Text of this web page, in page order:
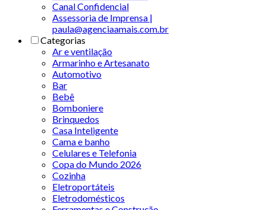
Canal Confidencial
Assessoria de Imprensa |
paula@agenciaamais.com.br
Categorias
Ar e ventilação
Armarinho e Artesanato
Automotivo
Bar
Bebê
Bomboniere
Brinquedos
Casa Inteligente
Cama e banho
Celulares e Telefonia
Copa do Mundo 2026
Cozinha
Eletroportáteis
Eletrodomésticos